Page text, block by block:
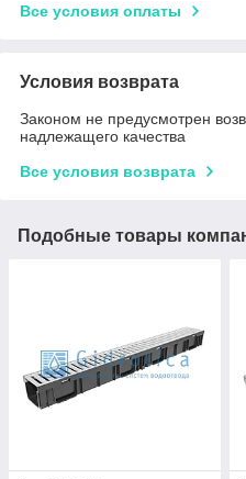
Все условия оплаты
Условия возврата
Законом не предусмотрен
надлежащего качества
Все условия возврата
Подобные товары